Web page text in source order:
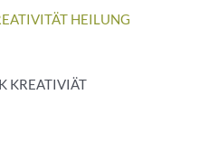
HEILUNG
KREATIVIÄT